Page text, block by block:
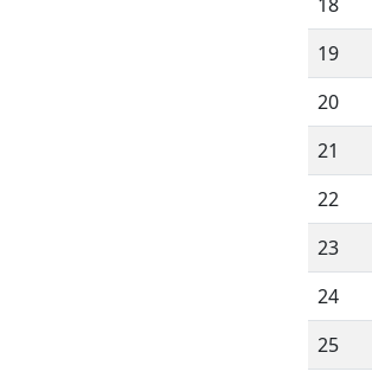
19
20
21
22
23
24
25